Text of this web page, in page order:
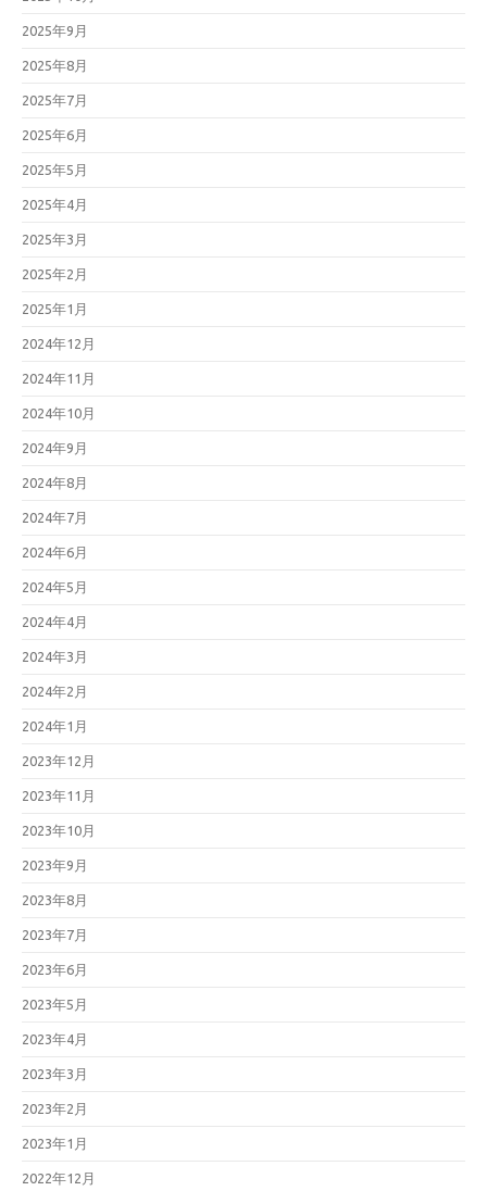
2025年9月
2025年8月
2025年7月
2025年6月
2025年5月
2025年4月
2025年3月
2025年2月
2025年1月
2024年12月
2024年11月
2024年10月
2024年9月
2024年8月
2024年7月
2024年6月
2024年5月
2024年4月
2024年3月
2024年2月
2024年1月
2023年12月
2023年11月
2023年10月
2023年9月
2023年8月
2023年7月
2023年6月
2023年5月
2023年4月
2023年3月
2023年2月
2023年1月
2022年12月